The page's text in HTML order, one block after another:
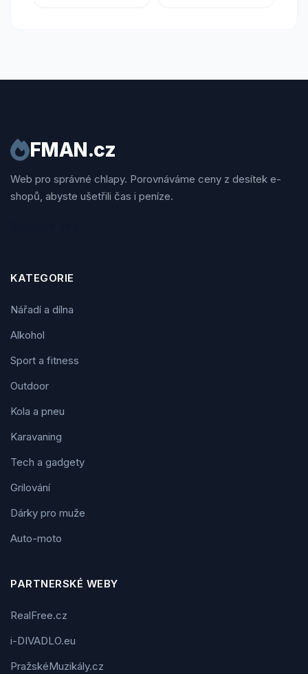
FMAN.cz
Web pro správné chlapy. Porovnáváme ceny z desítek e-
shopů, abyste ušetřili čas i peníze.
KATEGORIE
Nářadí a dílna
Alkohol
Sport a fitness
Outdoor
Kola a pneu
Karavaning
Tech a gadgety
Grilování
Dárky pro muže
Auto-moto
PARTNERSKÉ WEBY
RealFree.cz
i-DIVADLO.eu
PražskéMuzikály.cz